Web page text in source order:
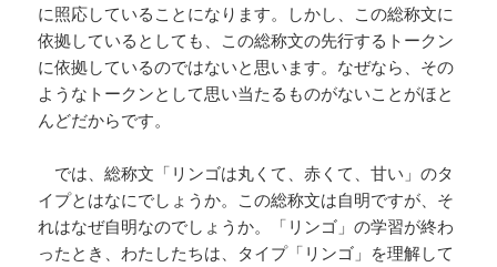
に照応していることになります。しかし、この総称文に
依拠しているとしても、この総称文の先行するトークン
に依拠しているのではないと思います。なぜなら、その
ようなトークンとして思い当たるものがないことがほと
んどだからです。
では、総称文「リンゴは丸くて、赤くて、甘い」のタ
イプとはなにでしょうか。この総称文は自明ですが、そ
れはなぜ自明なのでしょうか。「リンゴ」の学習が終わ
ったとき、わたしたちは、タイプ「リンゴ」を理解して